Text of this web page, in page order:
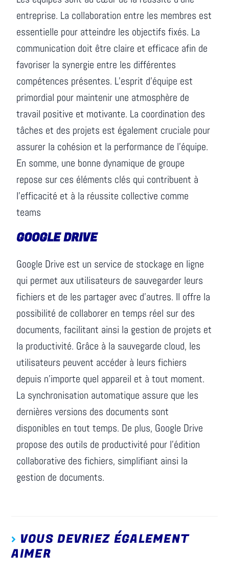
entreprise. La collaboration entre les membres est
essentielle pour atteindre les objectifs fixés. La
communication doit être claire et efficace afin de
favoriser la synergie entre les différentes
compétences présentes. L’esprit d’équipe est
primordial pour maintenir une atmosphère de
travail positive et motivante. La coordination des
tâches et des projets est également cruciale pour
assurer la cohésion et la performance de l’équipe.
En somme, une bonne dynamique de groupe
repose sur ces éléments clés qui contribuent à
l’efficacité et à la réussite collective comme
teams
GOOGLE DRIVE
Google Drive est un service de stockage en ligne
qui permet aux utilisateurs de sauvegarder leurs
fichiers et de les partager avec d’autres. Il offre la
possibilité de collaborer en temps réel sur des
documents, facilitant ainsi la gestion de projets et
la productivité. Grâce à la sauvegarde cloud, les
utilisateurs peuvent accéder à leurs fichiers
depuis n’importe quel appareil et à tout moment.
La synchronisation automatique assure que les
dernières versions des documents sont
disponibles en tout temps. De plus, Google Drive
propose des outils de productivité pour l’édition
collaborative des fichiers, simplifiant ainsi la
gestion de documents.
VOUS DEVRIEZ ÉGALEMENT
AIMER